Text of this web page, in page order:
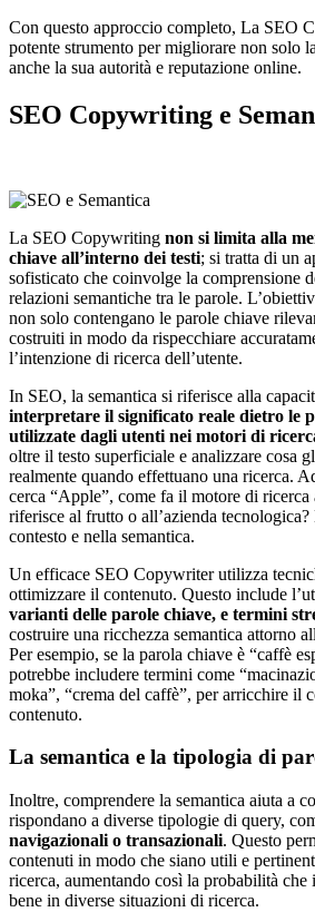
Con questo approccio completo, La SEO
potente strumento per migliorare non solo
anche la sua autorità e reputazione online.
SEO Copywriting e
La SEO Copywriting non si limita alla
chiave all’interno dei testi; si tratta di un
sofisticato che coinvolge la comprensione
relazioni semantiche tra le parole.
non solo contengano le parole chiave
costruiti in modo da rispecchiare
l’intenzione di ricerca dell’utente.
In SEO, la semantica si riferisce alla
interpretare il significato reale dietro le
utilizzate dagli utenti nei motori di
oltre il testo superficiale e analizzare cosa
realmente quando effettuano una ricerca.
cerca “Apple”, come fa il motore di ricerca
riferisce al frutto o all’azienda tecnologica?
contesto e nella semantica.
Un efficace SEO Copywriter utilizza
ottimizzare il contenuto. Questo include
varianti delle parole chiave, e termini
costruire una ricchezza semantica attorno
Per esempio, se la parola chiave è “caffè
potrebbe includere termini come
moka”, “crema del caffè”, per arricchire il
contenuto.
La semantica e la tipologia di
Inoltre, comprendere la semantica aiuta a
rispondano a diverse tipologie di query,
navigazionali o transazionali. Questo
contenuti in modo che siano utili e
ricerca, aumentando così la probabilità
bene in diverse situazioni di ricerca.